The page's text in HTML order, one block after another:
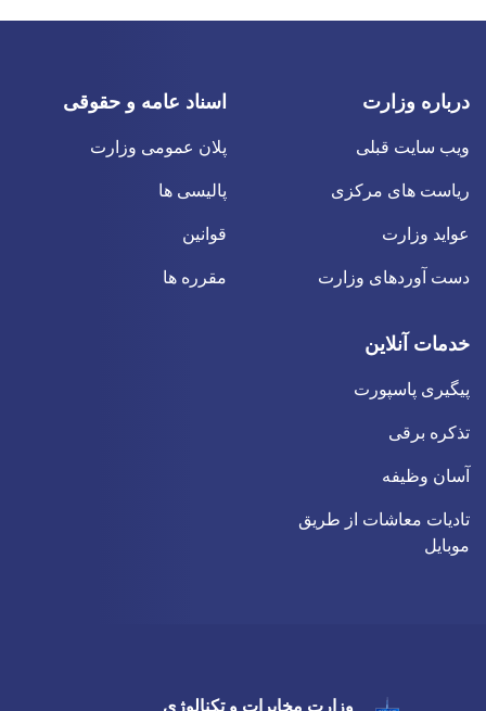
درباره وزارت
ویب سایت قبلی
ریاست های مرکزی
عواید وزارت
دست آوردهای وزارت
اسناد عامه و حقوقی
پلان عمومی وزارت
پالیسی ها
قوانین
مقرره ها
خدمات آنلاین
پیگیری پاسپورت
تذکره برقی
آسان وظیفه
تادیات معاشات از طریق
موبایل
وزارت مخابرات و تکنالوژی